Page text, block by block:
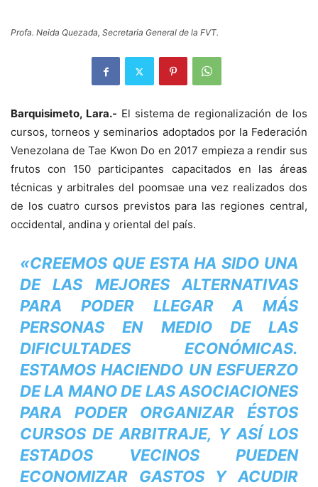
Profa. Neida Quezada, Secretaria General de la FVT.
Barquisimeto, Lara.- El sistema de regionalización de los
cursos, torneos y seminarios adoptados por la Federación
Venezolana de Tae Kwon Do en 2017 empieza a rendir sus
frutos con 150 participantes capacitados en las áreas
técnicas y arbitrales del poomsae una vez realizados dos
de los cuatro cursos previstos para las regiones central,
occidental, andina y oriental del país.
«CREEMOS QUE ESTA HA SIDO UNA
DE LAS MEJORES ALTERNATIVAS
PARA PODER LLEGAR A MÁS
PERSONAS EN MEDIO DE LAS
DIFICULTADES ECONÓMICAS.
ESTAMOS HACIENDO UN ESFUERZO
DE LA MANO DE LAS ASOCIACIONES
PARA PODER ORGANIZAR ÉSTOS
CURSOS DE ARBITRAJE, Y ASÍ LOS
ESTADOS VECINOS PUEDEN
ECONOMIZAR GASTOS Y ACUDIR